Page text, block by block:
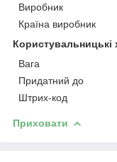
Виробник
Країна виробник
Користувальницькі
Вага
Придатний до
Штрих-код
Приховати